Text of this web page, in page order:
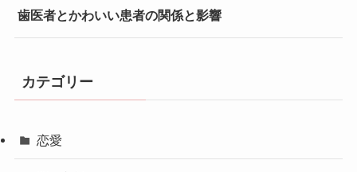
歯医者とかわいい患者の関係と影響
カテゴリー
恋愛